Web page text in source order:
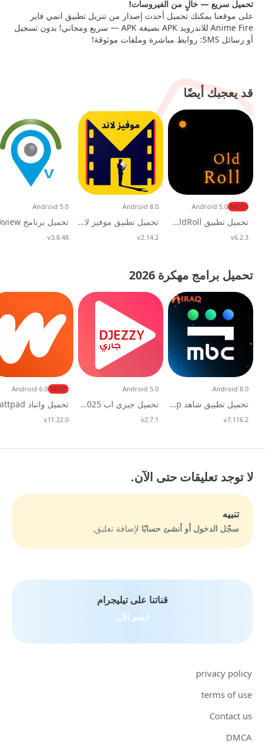
تحميل سريع — خالٍ من الفيروسات!
على موقعنا يمكنك تحميل أحدث إصدار من تنزيل تطبيق انمي فاير
Anime Fire للاندرويد APK بصيغة APK — سريع ومجاني! بدون تسجيل
أو رسائل SMS: روابط مباشرة وملفات موثوقة!
قد يعجبك أيضًا
تحميل تطبيق OldRoll مهكر 2026 للاندرويد
MOD
Android 5.0
v6.2.3
تحميل تطبيق موفيز لاند الاصلي Movizland للاندرويد 2026
Android 8.0
v2.14.2
Android 5.0
v3.8.48
تحميل برامج مهكرة 2026
تحميل تطبيق شاهد Shahid Vip مهكر مجانا للاندرويد
Android 8.0
v7.116.2
تحميل جيزي اب Djezzy 2025 مهكرة للاندرويد
Android 5.0
v2.7.1
MOD
Android 6.0
v11.22.0
لا توجد تعليقات حتى الآن.
تنبيه
سجّل الدخول أو أنشئ حسابًا لإضافة تعليق.
قناتنا على تيليجرام
انضم الآن
privacy policy
terms of use
Contact us
DMCA